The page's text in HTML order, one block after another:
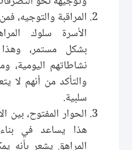
المراقبة والتوجيه،
الأسرة سلوك
بشكل مستمر،
نشاطاتهم اليومية،
والتأكد من أنهم لا
سلبية.
الحوار المفتوح، بين
هذا يساعد في